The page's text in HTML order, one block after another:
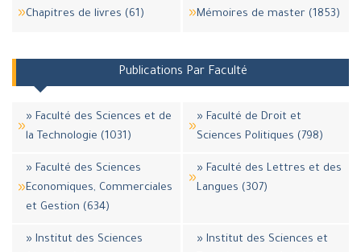
Chapitres de livres (61) Mémoires de master (1853)
Publications Par Faculté
» Faculté des Sciences et de
la Technologie (1031)
» Faculté de Droit et
Sciences Politiques (798)
» Faculté des Sciences
Economiques, Commerciales
et Gestion (634)
» Faculté des Lettres et des
Langues (307)
» Institut des Sciences
» Institut des Sciences et